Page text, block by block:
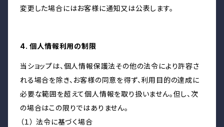
変更した場合にはお客様に通知又は公表します。
4. 個人情報利用の制限
当ショップは、個人情報保護法その他の法令により許容さ
れる場合を除き、お客様の同意を得ず、利用目的の達成に
必要な範囲を超えて個人情報を取り扱いません。但し、次
の場合はこの限りではありません。
（１） 法令に基づく場合